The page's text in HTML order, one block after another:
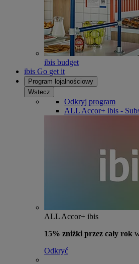
ibis budget
ibis Go get it
Program lojalnościowy
Wstecz
Odkryj program
ALL Accor+ ibis -
ALL Accor+ ibis
15% zniżki przez cały rok
Odkryć